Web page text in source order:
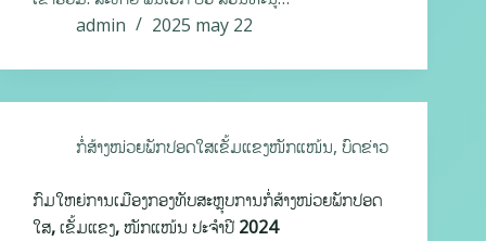
admin
2025 may 22
ກໍ່ສ້າງໜ່ວຍພັກປອດໃສເຂັ້ມແຂງໜັກແໜ້ນ, ບົດຂ່າວ
ກົມໃຫຍ່ການເມືອງກອງທັບສະຫຼຸບການກໍ່ສ້າງໜ່ວຍພັກປອດ
ໃສ, ເຂັ້ມແຂງ, ໜັກແໜ້ນ ປະຈຳປີ 2024